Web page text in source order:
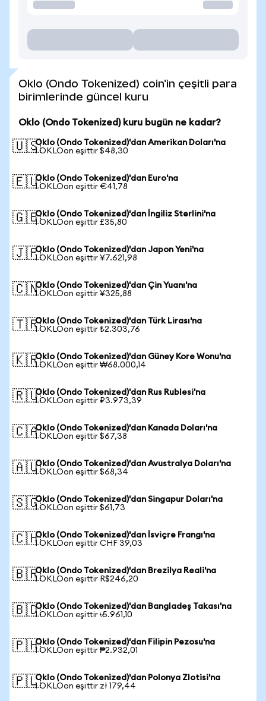
Oklo (Ondo Tokenized) coin'in çeşitli para
birimlerinde güncel kuru
Oklo (Ondo Tokenized) kuru bugün ne kadar?
🇺🇸Oklo (Ondo Tokenized)'dan Amerikan Doları'na
1 OKLOon eşittir $48,30
🇪🇺Oklo (Ondo Tokenized)'dan Euro'na
1 OKLOon eşittir €41,78
🇬🇧Oklo (Ondo Tokenized)'dan İngiliz Sterlini'na
1 OKLOon eşittir £35,80
🇯🇵Oklo (Ondo Tokenized)'dan Japon Yeni'na
1 OKLOon eşittir ¥7.621,98
🇨🇳Oklo (Ondo Tokenized)'dan Çin Yuanı'na
1 OKLOon eşittir ¥325,88
🇹🇷Oklo (Ondo Tokenized)'dan Türk Lirası'na
1 OKLOon eşittir ₺2.303,76
🇰🇷Oklo (Ondo Tokenized)'dan Güney Kore Wonu'na
1 OKLOon eşittir ₩68.000,14
🇷🇺Oklo (Ondo Tokenized)'dan Rus Rublesi'na
1 OKLOon eşittir ₽3.973,39
🇨🇦Oklo (Ondo Tokenized)'dan Kanada Doları'na
1 OKLOon eşittir $67,38
🇦🇺Oklo (Ondo Tokenized)'dan Avustralya Doları'na
1 OKLOon eşittir $68,34
🇸🇬Oklo (Ondo Tokenized)'dan Singapur Doları'na
1 OKLOon eşittir $61,73
🇨🇭Oklo (Ondo Tokenized)'dan İsviçre Frangı'na
1 OKLOon eşittir CHF 39,03
🇧🇷Oklo (Ondo Tokenized)'dan Brezilya Reali'na
1 OKLOon eşittir R$246,20
🇧🇩Oklo (Ondo Tokenized)'dan Bangladeş Takası'na
1 OKLOon eşittir ৳5.961,10
🇵🇭Oklo (Ondo Tokenized)'dan Filipin Pezosu'na
1 OKLOon eşittir ₱2.932,01
🇵🇱Oklo (Ondo Tokenized)'dan Polonya Zlotisi'na
1 OKLOon eşittir zł 179,44